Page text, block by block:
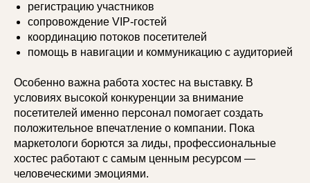
регистрацию участников
сопровождение VIP-гостей
координацию потоков посетителей
помощь в навигации и коммуникацию с аудиторией
Особенно важна работа хостес на выставку. В
условиях высокой конкуренции за внимание
посетителей именно персонал помогает создать
положительное впечатление о компании. Пока
маркетологи борются за лиды, профессиональные
хостес работают с самым ценным ресурсом —
человеческими эмоциями.